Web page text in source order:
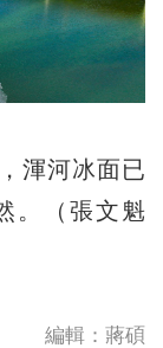
渾河冰面已
。（張文魁
編輯：蔣碩